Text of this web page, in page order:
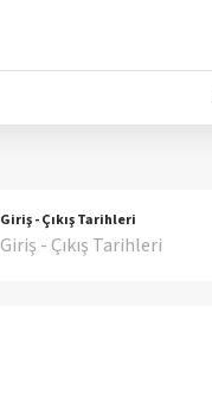
Giriş - Çıkış Tarihleri
Giriş - Çıkış Tarihleri